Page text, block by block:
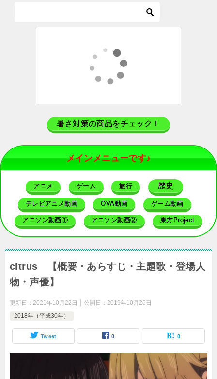
暑さ対策の商品をチェック！
メインメニューです♪
アニメ ゲーム 旅行 歴史
テレビアニメ動画 OVA動画 ゲーム動画
アニソン動画① アニソン動画② 東方Project
citrus 【概要・あらすじ・主題歌・登場人
物・声優】
更新日： 2021年10月22日 公開日： 2019年10月26日
2018年（平成30年）
Tweet 0 0